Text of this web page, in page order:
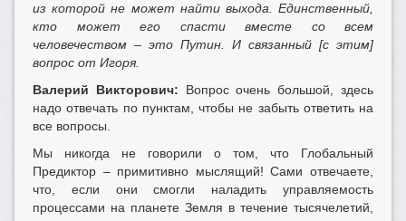
из которой не может найти выхода. Единственный,
кто может его спасти вместе со всем
человечеством – это Путин. И связанный [с этим]
вопрос от Игоря.
Валерий Викторович: Вопрос очень большой, здесь
надо отвечать по пунктам, чтобы не забыть ответить на
все вопросы.
Мы никогда не говорили о том, что Глобальный
Предиктор – примитивно мыслящий! Сами отвечаете,
что, если они смогли наладить управляемость
процессами на планете Земля в течение тысячелетий,